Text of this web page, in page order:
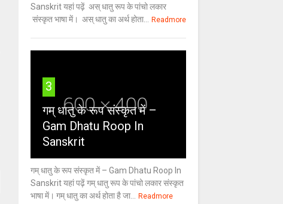
Sanskrit यहां पढ़ें अस् धातु रूप के पांचो लकार
संस्कृत भाषा में। अस् धातु का अर्थ होता... Readmore
3
गम् धातु के रूप संस्कृत में –
Gam Dhatu Roop In
Sanskrit
गम् धातु के रूप संस्कृत में – Gam Dhatu Roop In
Sanskrit यहां पढ़ें गम् धातु रूप के पांचो लकार संस्कृत
भाषा में। गम् धातु का अर्थ होता है जा... Readmore